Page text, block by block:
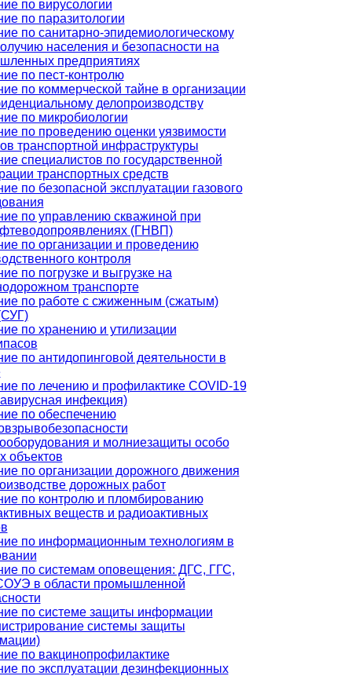
по вирусологии
по паразитологии
по санитарно-эпидемиологическому
населения и безопасности на
предприятиях
по пест-контролю
по коммерческой тайне в организации
делопроизводству
по микробиологии
по проведению оценки уязвимости
транспортной инфраструктуры
специалистов по государственной
транспортных средств
по безопасной эксплуатации газового
по управлению скважиной при
(ГНВП)
по организации и проведению
контроля
по погрузке и выгрузке на
транспорте
по работе с сжиженным (сжатым)
по хранению и утилизации
по антидопинговой деятельности в
по лечению и профилактике COVID-19
инфекция)
по обеспечению
и молниезащиты особо
объектов
по организации дорожного движения
дорожных работ
по контролю и пломбированию
веществ и радиоактивных
по информационным технологиям в
по системам оповещения: ДГС, ГГС,
в области промышленной
по системе защиты информации
системы защиты
по вакцинопрофилактике
по эксплуатации дезинфекционных